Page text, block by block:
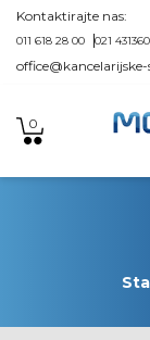
Kontaktirajte nas:
011 618 28 00 021 431360
0